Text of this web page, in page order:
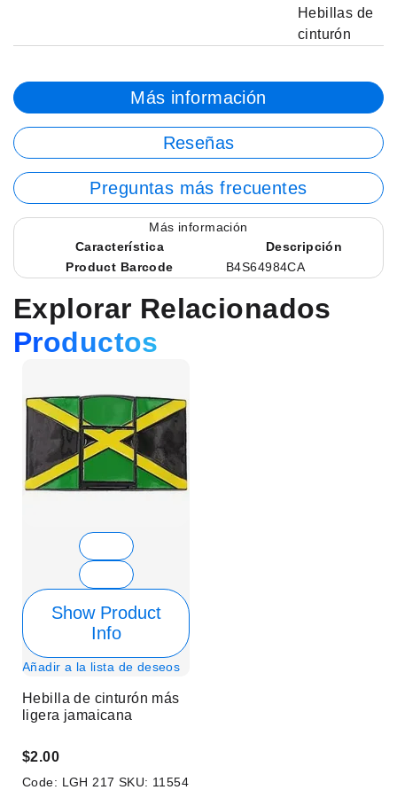
Hebillas de
cinturón
Más información
Reseñas
Preguntas más frecuentes
Más información
Característica
Descripción
Product Barcode
B4S64984CA
Explorar Relacionados
Productos
Show Product
Info
Añadir a la lista de deseos
Hebilla de cinturón más
ligera jamaicana
$2.00
Code: LGH 217 SKU: 11554